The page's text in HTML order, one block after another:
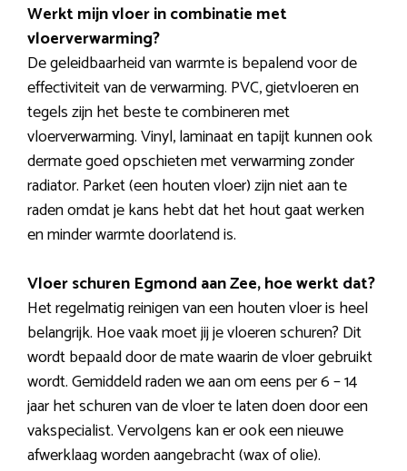
Werkt mijn vloer in combinatie met
vloerverwarming?
De geleidbaarheid van warmte is bepalend voor de
effectiviteit van de verwarming. PVC, gietvloeren en
tegels zijn het beste te combineren met
vloerverwarming. Vinyl, laminaat en tapijt kunnen ook
dermate goed opschieten met verwarming zonder
radiator. Parket (een houten vloer) zijn niet aan te
raden omdat je kans hebt dat het hout gaat werken
en minder warmte doorlatend is.
Vloer schuren Egmond aan Zee, hoe werkt dat?
Het regelmatig reinigen van een houten vloer is heel
belangrijk. Hoe vaak moet jij je vloeren schuren? Dit
wordt bepaald door de mate waarin de vloer gebruikt
wordt. Gemiddeld raden we aan om eens per 6 – 14
jaar het schuren van de vloer te laten doen door een
vakspecialist. Vervolgens kan er ook een nieuwe
afwerklaag worden aangebracht (wax of olie).